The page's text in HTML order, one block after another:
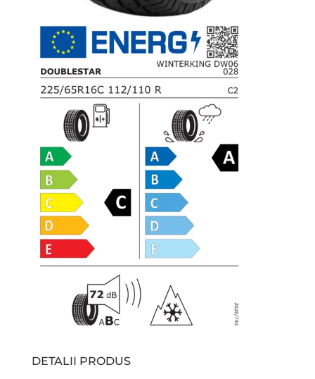
DETALII PRODUS